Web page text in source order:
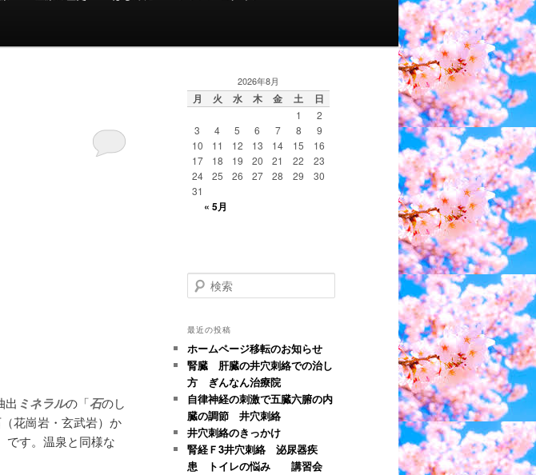
出 ミネラルの「石のし
花崗岩・玄武岩）か
です。温泉と同様な
2026年8月
月 火 水 木 金 土 日
1
2
3
4 5 6 7 8
9
10
11 12 13 14 15
16
17
18 19 20 21 22
23
24
25 26 27 28 29
30
31
« 5月
検
索
最近の投稿
ホームページ移転のお知らせ
腎臓 肝臓の井穴刺絡での治し
方 ぎんなん治療院
自律神経の刺激で五臓六腑の内
臓の調節 井穴刺絡
井穴刺絡のきっかけ
腎経Ｆ3井穴刺絡 泌尿器疾
患 トイレの悩み 講習会